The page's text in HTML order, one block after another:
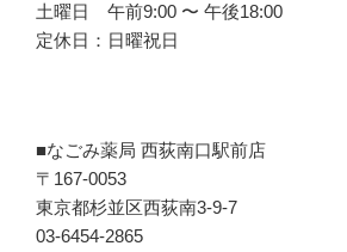
土曜日 午前9:00 〜 午後18:00
定休日：日曜祝日
■なごみ薬局 西荻南口駅前店
〒167-0053
東京都杉並区西荻南3-9-7
03-6454-2865